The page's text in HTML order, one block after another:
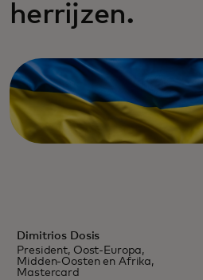
herrijzen.
Dimitrios Dosis
President, Oost-Europa,
Midden-Oosten en Afrika,
Mastercard